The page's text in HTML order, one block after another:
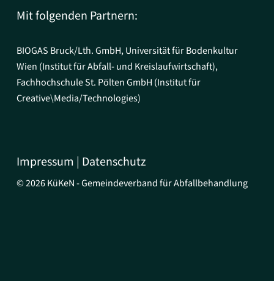
Mit folgenden Partnern:
BIOGAS Bruck/Lth. GmbH, Universität für Bodenkultur
Wien (Institut für Abfall- und Kreislaufwirtschaft),
Fachhochschule St. Pölten GmbH (Institut für
Creative\Media/Technologies)
Impressum Datenschutz
©2026KüKeN - Gemeindeverband für Abfallbehandlung